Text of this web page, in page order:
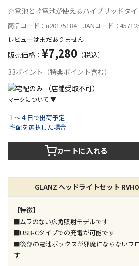
充電池と乾電池が使えるハイブリッドタ
商品コード：n20175184 JANコード：
レビューはまだありません
販売価格： ¥7,280 （税込）
33ポイント（特典ポイント含む）
マークについて ▼
できません）
※同時購入の商品は、全て同じ店
す
特定の店舗のみで受取ができる
お届けができません）
※同時購入の商品は、全て同じ店
す
１～４日で出荷予定
宅配を選択した場合
カートに入れる
GLANZ ヘッドライトセット
【特徴】
■ムラのない広角照射モデルです
■USB-Cタイプでの充電が可能です
■後部の電池ボックスが邪魔にならないフ
す